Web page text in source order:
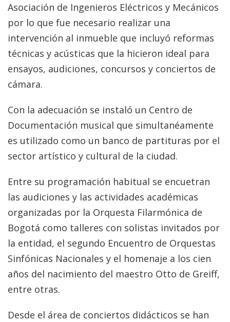
Asociación de Ingenieros Eléctricos y Mecánicos
por lo que fue necesario realizar una
intervención al inmueble que incluyó reformas
técnicas y acústicas que la hicieron ideal para
ensayos, audiciones, concursos y conciertos de
cámara.
Con la adecuación se instaló un Centro de
Documentación musical que simultanéamente
es utilizado como un banco de partituras por el
sector artístico y cultural de la ciudad.
Entre su programación habitual se encuetran
las audiciones y las actividades académicas
organizadas por la Orquesta Filarmónica de
Bogotá como talleres con solistas invitados por
la entidad, el segundo Encuentro de Orquestas
Sinfónicas Nacionales y el homenaje a los cien
años del nacimiento del maestro Otto de Greiff,
entre otras.
Desde el área de conciertos didácticos se han